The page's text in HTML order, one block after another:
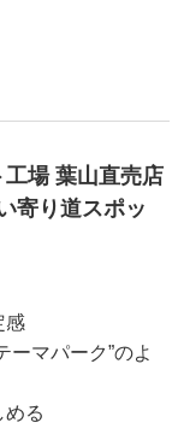
場 葉山直売店
寄り道スポッ
感
ーマパーク”のよ
める